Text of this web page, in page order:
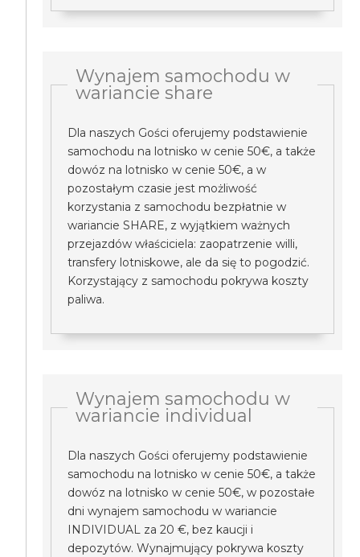
Wynajem samochodu w
wariancie share
Dla naszych Gości oferujemy podstawienie
samochodu na lotnisko w cenie 50€, a także
dowóz na lotnisko w cenie 50€, a w
pozostałym czasie jest możliwość
korzystania z samochodu bezpłatnie w
wariancie SHARE, z wyjątkiem ważnych
przejazdów właściciela: zaopatrzenie willi,
transfery lotniskowe, ale da się to pogodzić.
Korzystający z samochodu pokrywa koszty
paliwa.
Wynajem samochodu w
wariancie individual
Dla naszych Gości oferujemy podstawienie
samochodu na lotnisko w cenie 50€, a także
dowóz na lotnisko w cenie 50€, w pozostałe
dni wynajem samochodu w wariancie
INDIVIDUAL za 20 €, bez kaucji i
depozytów. Wynajmujący pokrywa koszty